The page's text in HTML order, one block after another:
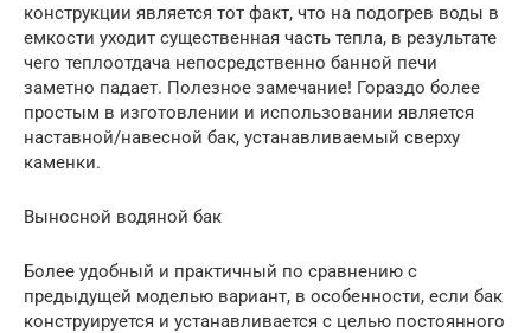
конструкции является тот факт, что на подогрев воды в
емкости уходит существенная часть тепла, в результате
чего теплоотдача непосредственно банной печи
заметно падает. Полезное замечание! Гораздо более
простым в изготовлении и использовании является
наставной/навесной бак, устанавливаемый сверху
каменки.
Выносной водяной бак
Более удобный и практичный по сравнению с
предыдущей моделью вариант, в особенности, если бак
конструируется и устанавливается с целью постоянного